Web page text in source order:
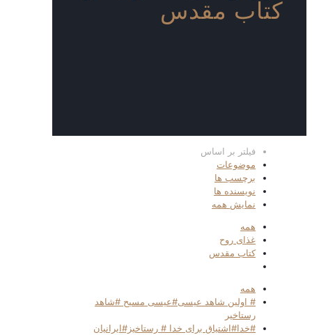
کتاب مقدس
فیلتر بر اساس
موضوعات
برچسب ها
نویسنده ها
نمایش همه
همه
غذای روح
کتاب مقدس
همه
# اولین شاهد عیسی#عیسی مسیح #شاهد
رستاخیر
#خدا#اشتیاق برای خدا # رستاخیز#ایرانیان